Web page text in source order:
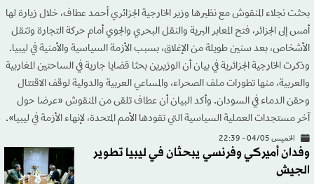
بحثت نجلاء المنقوش مع نظيرها وزير الخارجية الجزائري أحمد عطاف، خلال زيارة لها
أمس إلى الجزائر، فتح المعابر البرية والنقل البحري والجوي أمام حركة التجارة وتنقل
الأشخاص، بعد سنين طويلة من الإغلاق، بسبب الأزمة السياسية والأمنية في ليبيا.
وذكرت الخارجية الجزائرية في بيان أن الوزيرين بحثا قضايا جارية في الساحتين المغاربية
والعربية، منها تطورات ملف الصحراء، والمساعي العربية والدولية لوقف الاقتتال
وحقن الدماء في السودان. وأكد البيان أن عطاف تلقى من المنقوش «عرضا حول
آخر مستجدات العملية السياسية التي تقودها الأمم المتحدة، لإنهاء الأزمة في ليبيا».
الخميس 04/05 - 22:39
وفدان أميركي وفرنسي يبحثان في ليبيا تطوير
الجيش